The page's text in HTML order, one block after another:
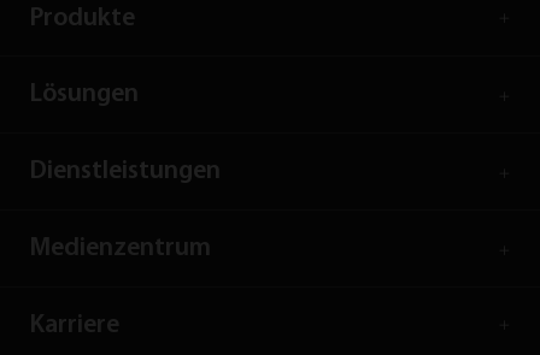
Produkte
Lösungen
Dienstleistungen
Medienzentrum
Karriere